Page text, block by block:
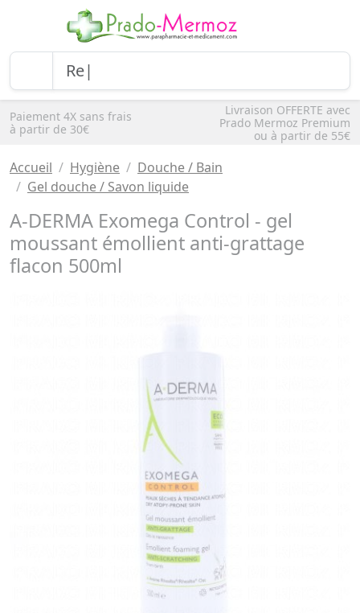
Paiement 4X sans frais
à partir de 30€
Livraison OFFERTE avec
Prado Mermoz Premium
ou à partir de 55€
Accueil Hygiène
Douche / Bain
Gel douche / Savon liquide
A-DERMA Exomega Control - gel
moussant émollient anti-grattage
flacon 500ml